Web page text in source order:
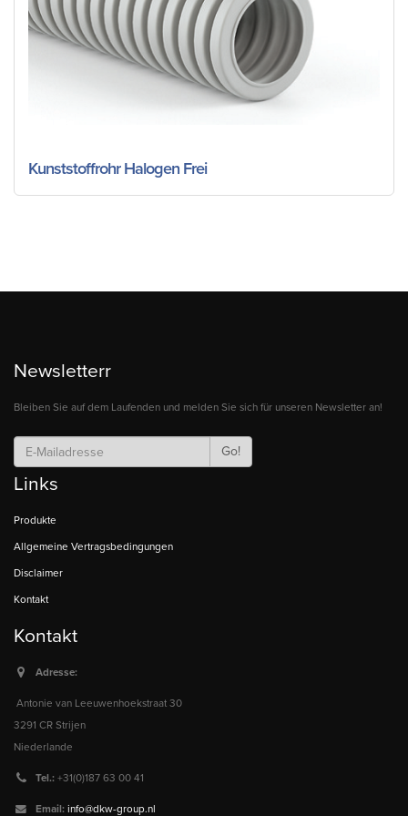
Kunststoffrohr Halogen Frei
Newsletterr
Bleiben Sie auf dem Laufenden und melden Sie sich für unseren Newsletter an!
Go!
Links
Produkte
Allgemeine Vertragsbedingungen
Disclaimer
Kontakt
Kontakt
Adresse:
Antonie van Leeuwenhoekstraat 30
3291 CR Strijen
Niederlande
Tel.: +31(0)187 63 00 41
Email: info@dkw-group.nl